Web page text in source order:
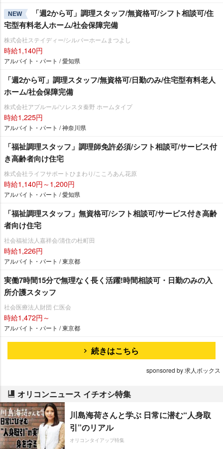
NEW
「週2から可」調理スタッフ/無資格可/シフト相談可/住
宅型有料老人ホーム/社会保障完備
株式会社ステイディー/シルバーホームまつよし
時給1,140円
アルバイト・パート / 愛知県
「週2から可」調理スタッフ/無資格可/日勤のみ/住宅型有料老人
ホーム/社会保障完備
株式会社アプルール/ソレスタ秦野 ホームタイプ
時給1,225円
アルバイト・パート / 神奈川県
「福祉調理スタッフ」調理師免許必須/シフト相談可/サービス付
き高齢者向け住宅
株式会社ライフサポートひまわり/こころあん花原
時給1,140円～1,200円
アルバイト・パート / 愛知県
「福祉調理スタッフ」無資格可/シフト相談可/サービス付き高齢
者向け住宅
社会福祉法人嘉祥会/清住の杜町田
時給1,226円
アルバイト・パート / 東京都
実働7時間15分で無理なく長く活躍!時間相談可・日勤のみの入
所介護スタッフ
社会医療法人財団 仁医会
時給1,472円～
アルバイト・パート / 東京都
続きはこちら
sponsored by 求人ボックス
オリコンニュース イチオシ特集
川島海荷さんと学ぶ 日常に潜む“人身取
引”のリアル
オリコンタイアップ特集